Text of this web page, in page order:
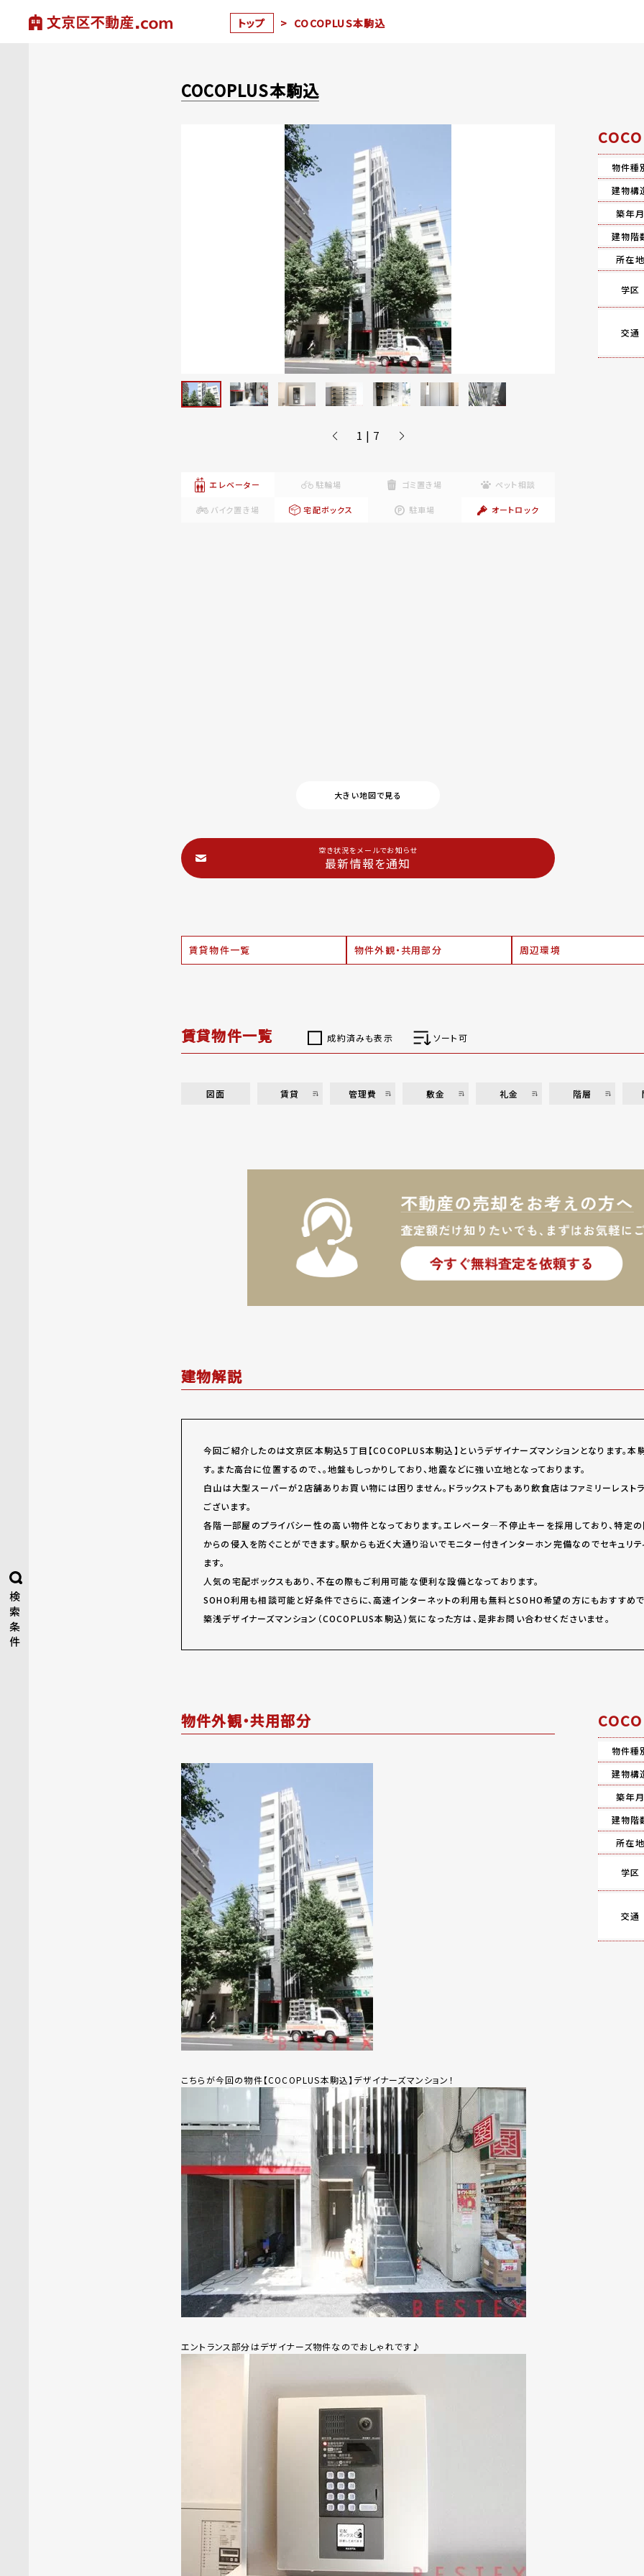
トップ > COCOPLUS本駒込
検
索
条
件
COCOPLUS本駒込
1 | 7
エレベーター 駐輪場 ゴミ置き場 ペット相談
バイク置き場 宅配ボックス 駐車場 オートロック
大きい地図で見る
空き状況をメールでお知らせ
最新情報を通知
賃貸物件一覧 物件外観・共用部分 周辺環境
物件種
建物構
築年月
建物階
所在地
学区
交通
賃貸物件一覧 成約済みも表示 ソート可
図面 賃貸 管理費 敷金 礼金 階層
建物解説
今回ご紹介したのは文京区本駒込5丁目【COCOPLUS本駒込】というデザイナーズマンションとなります。
す。また高台に位置するので、。地盤もしっかりしており、地震などに強い立地となっております。
白山は大型スーパーが2店舗ありお買い物には困りません。ドラックストアもあり飲食店はファミリーレス
ございます。
各階一部屋のプライバシー性の高い物件となっております。エレベータ―不停止キーを採用しており、特定
からの侵入を防ぐことができます。駅からも近く大通り沿いでモニター付きインターホン完備なのでセキュリ
ます。
人気の宅配ボックスもあり、不在の際もご利用可能な便利な設備となっております。
SOHO利用も相談可能と好条件でさらに、高速インターネットの利用も無料とSOHO希望の方にもおすすめで
築浅デザイナーズマンション（COCOPLUS本駒込）気になった方は、是非お問い合わせくださいませ。
物件外観・共用部分
こちらが今回の物件【COCOPLUS本駒込】デザイナーズマンション！
エントランス部分はデザイナーズ物件なのでおしゃれです♪
物件種
建物構
築年月
建物階
所在地
学区
交通